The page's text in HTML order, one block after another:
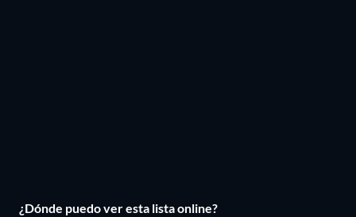
¿Dónde puedo ver esta lista online?